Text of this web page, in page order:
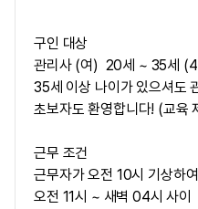
구인 대상
관리사 (여) 20세 ~ 35세
35세 이상 나이가 있으셔도
초보자도 환영합니다! (교육
근무 조건
근무자가 오전 10시 기상하
오전 11시 ~ 새벽 04시 사이